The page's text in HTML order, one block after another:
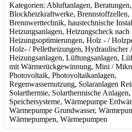
Kategorien: Abluftanlagen, Beratungen,
Blockheizkraftwerke, Brennstoffzellen,
Brennwerttechnik, haustechnische
Heizungsanlagen, Heizungscheck
Heizungsoptimierungen, Holz - /
Holz- / Pelletheizungen, Hydraulischer
Heizungsanlagen, Lüftungsanlagen,
mit Wärmerückgewinnung, Mini /
Photovoltaik, Photovoltaikanlagen,
Regenwassernutzung, Solaranlagen
Solarthermie, Solarthermische Anlagen,
Speichersysteme, Wärmepumpe
Wärmepumpe Grundwasser,
Wärmepumpen, Wärmepumpen